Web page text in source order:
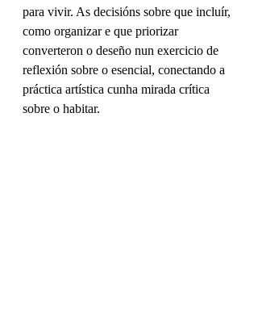
para vivir. As decisións sobre que incluír,
como organizar e que priorizar
converteron o deseño nun exercicio de
reflexión sobre o esencial, conectando a
práctica artística cunha mirada crítica
sobre o habitar.